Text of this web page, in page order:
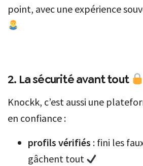
point, avec une expérience
2. La sécurité avant tout
Knockk, c’est aussi une
en confiance :
profils vérifiés : fini les
gâchent tout